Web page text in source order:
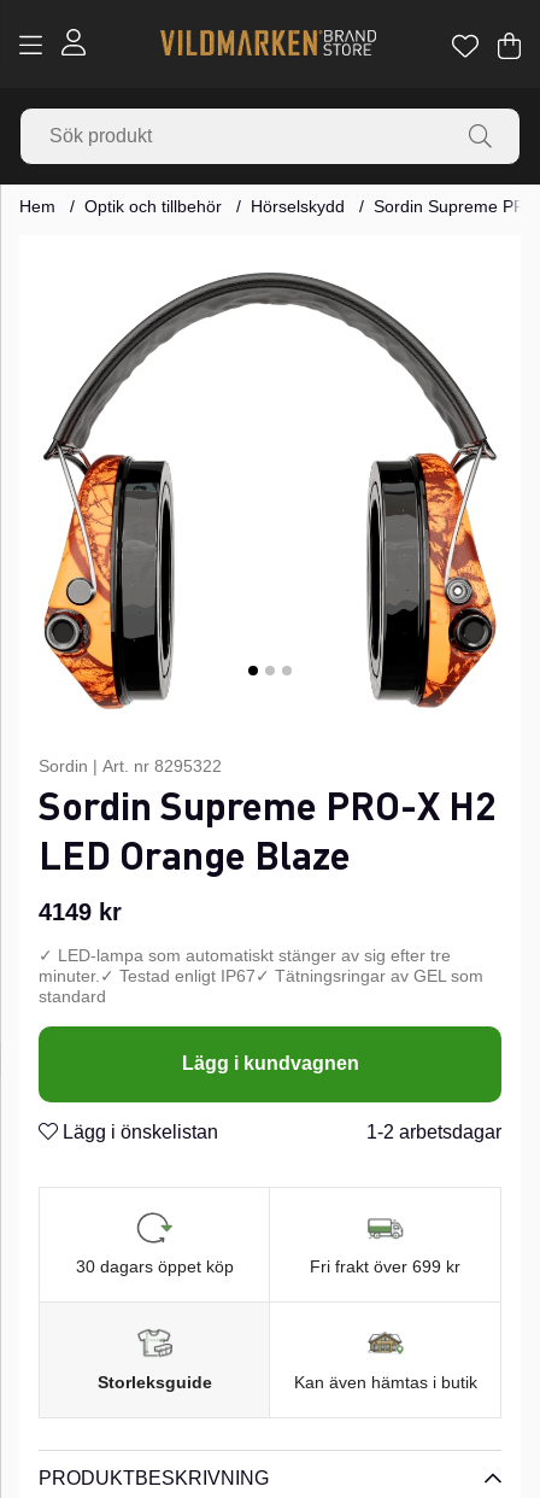
.
Hem Optik och tillbehör Hörselskydd Sordin Supreme
Sordin | Art. nr 8295322
Sordin Supreme PRO-X H2
LED Orange Blaze
4149 kr
✓ LED-lampa som automatiskt stänger av sig efter tre
minuter.✓ Testad enligt IP67✓ Tätningsringar av GEL som
standard
Lägg i kundvagnen
Lägg i önskelistan 1-2 arbetsdagar
30 dagars öppet köp Fri frakt över 699 kr
Storleksguide Kan även hämtas i butik
PRODUKTBESKRIVNING